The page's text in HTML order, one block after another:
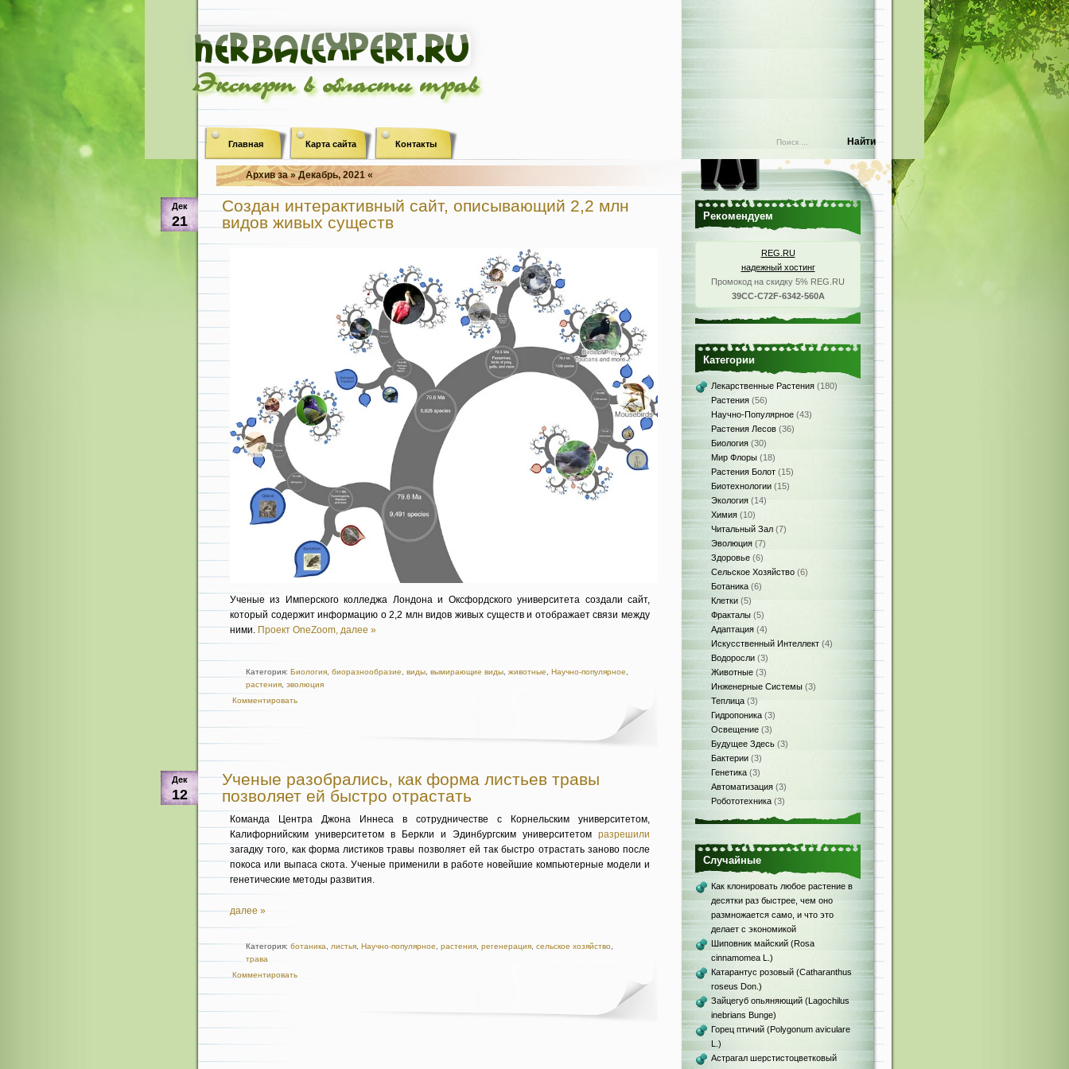
Эксперт в области трав
Главная Карта сайта Контакты
Архив за » Декабрь, 2021 «
Дек
21
Создан интерактивный сайт, описывающий 2,2 млн
видов живых существ
Ученые из Имперского колледжа Лондона и Оксфордского университета создали сайт,
который содержит информацию о 2,2 млн видов живых существ и отображает связи между
ними. Проект OneZoom, далее »
Категория: Биология биоразнообразие виды вымирающие виды животные Научно-популярное
растения эволюция
Комментировать
Дек
12
Ученые разобрались, как форма листьев травы
позволяет ей быстро отрастать
Команда Центра Джона Иннеса в сотрудничестве с Корнельским университетом,
Калифорнийским университетом в Беркли и Эдинбургским университетом разрешили
загадку того, как форма листиков травы позволяет ей так быстро отрастать заново после
покоса или выпаса скота. Ученые применили в работе новейшие компьютерные модели и
генетические методы развития.
далее »
Категория: ботаника листья Научно-популярное растения регенерация сельское хозяйство
трава
Комментировать
Рекомендуем
REG.RU
надежный хостинг
Промокод на скидку 5% REG.RU
39CC-C72F-6342-560A
Категории
Лекарственные Растения (180)
Растения (56)
Научно-Популярное (43)
Растения Лесов (36)
Биология (30)
Мир Флоры (18)
Растения Болот (15)
Биотехнологии (15)
Экология (14)
Химия (10)
Читальный Зал (7)
Эволюция (7)
Здоровье (6)
Сельское Хозяйство (6)
Ботаника (6)
Клетки (5)
Фракталы (5)
Адаптация (4)
Искусственный Интеллект (4)
Водоросли (3)
Животные (3)
Инженерные Системы (3)
Теплица (3)
Гидропоника (3)
Освещение (3)
Будущее Здесь (3)
Бактерии (3)
Генетика (3)
Автоматизация (3)
Робототехника (3)
Случайные
Как клонировать любое растение в
десятки раз быстрее, чем оно
размножается само, и что это
делает с экономикой
Шиповник майский (Rosa
cinnamomea L.)
Катарантус розовый (Catharanthus
roseus Don.)
Зайцегуб опьяняющий (Lagochilus
inebrians Bunge)
Горец птичий (Polygonum aviculare
L.)
Астрагал шерстистоцветковый